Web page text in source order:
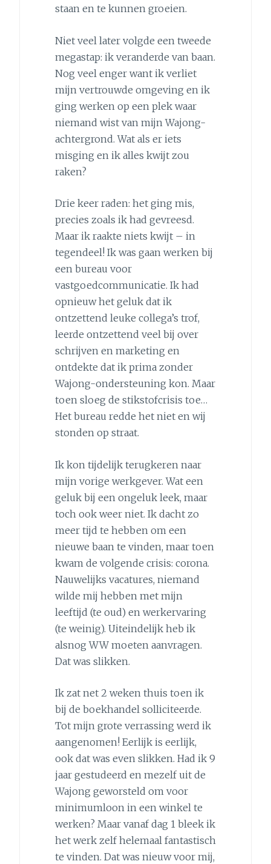
staan en te kunnen groeien.
Niet veel later volgde een tweede
megastap: ik veranderde van baan.
Nog veel enger want ik verliet
mijn vertrouwde omgeving en ik
ging werken op een plek waar
niemand wist van mijn Wajong-
achtergrond. Wat als er iets
misging en ik alles kwijt zou
raken?
Drie keer raden: het ging mis,
precies zoals ik had gevreesd.
Maar ik raakte niets kwijt – in
tegendeel! Ik was gaan werken bij
een bureau voor
vastgoedcommunicatie. Ik had
opnieuw het geluk dat ik
ontzettend leuke collega’s trof,
leerde ontzettend veel bij over
schrijven en marketing en
ontdekte dat ik prima zonder
Wajong-ondersteuning kon. Maar
toen sloeg de stikstofcrisis toe…
Het bureau redde het niet en wij
stonden op straat.
Ik kon tijdelijk terugkeren naar
mijn vorige werkgever. Wat een
geluk bij een ongeluk leek, maar
toch ook weer niet. Ik dacht zo
meer tijd te hebben om een
nieuwe baan te vinden, maar toen
kwam de volgende crisis: corona.
Nauwelijks vacatures, niemand
wilde mij hebben met mijn
leeftijd (te oud) en werkervaring
(te weinig). Uiteindelijk heb ik
alsnog WW moeten aanvragen.
Dat was slikken.
Ik zat net 2 weken thuis toen ik
bij de boekhandel solliciteerde.
Tot mijn grote verrassing werd ik
aangenomen! Eerlijk is eerlijk,
ook dat was even slikken. Had ik 9
jaar gestudeerd en mezelf uit de
Wajong geworsteld om voor
minimumloon in een winkel te
werken? Maar vanaf dag 1 bleek ik
het werk zelf helemaal fantastisch
te vinden. Dat was nieuw voor mij,